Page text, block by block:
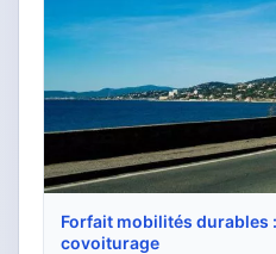
Forfait mobilités durables
covoiturage